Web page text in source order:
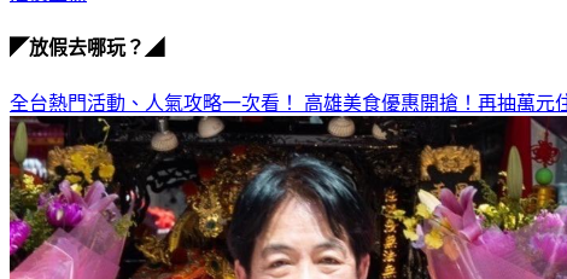
◤放假去哪玩？◢
全台熱門活動、人氣攻略一次看！ 高雄美食優惠開搶！再抽萬元